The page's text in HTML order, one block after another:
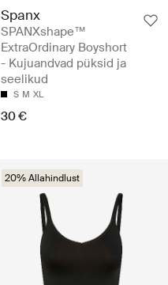
Spanx
SPANXshape™
ExtraOrdinary Boyshort
- Kujuandvad püksid ja
seelikud
S M XL
30 €
20% Allahindlust